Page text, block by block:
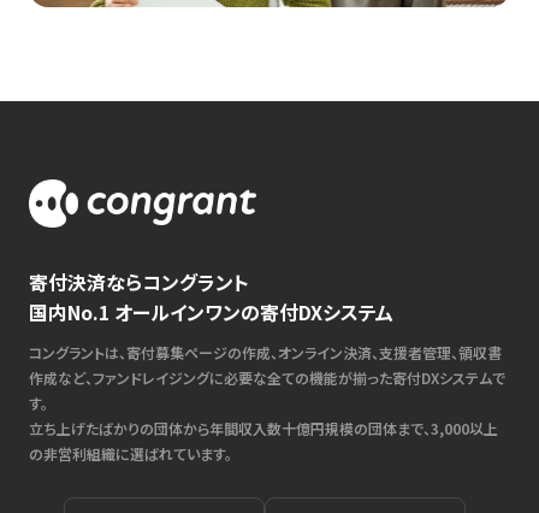
寄付決済ならコングラント
国内No.1 オールインワンの寄付DXシステム
コングラントは、寄付募集ページの作成、オンライン決済、支援者管理、領収書
作成など、ファンドレイジングに必要な全ての機能が揃った寄付DXシステムで
す。
立ち上げたばかりの団体から年間収入数十億円規模の団体まで、3,000以上
の非営利組織に選ばれています。